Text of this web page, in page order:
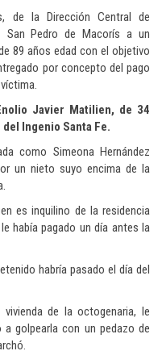
de la Dirección Central de
San Pedro de Macorís a un
89 años edad con el objetivo
por concepto del pago
Javier Matilien, de 34
Ingenio Santa Fe.
como Simeona Hernández
un nieto suyo encima de la
es inquilino de la residencia
había pagado un día antes la
habría pasado el día del
de la octogenaria, le
golpearla con un pedazo de